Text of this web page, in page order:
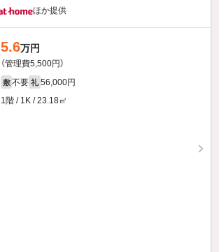
ほか提供
5.6万円
（管理費5,500円）
敷 不要 礼 56,000円
1階 / 1K / 23.18㎡